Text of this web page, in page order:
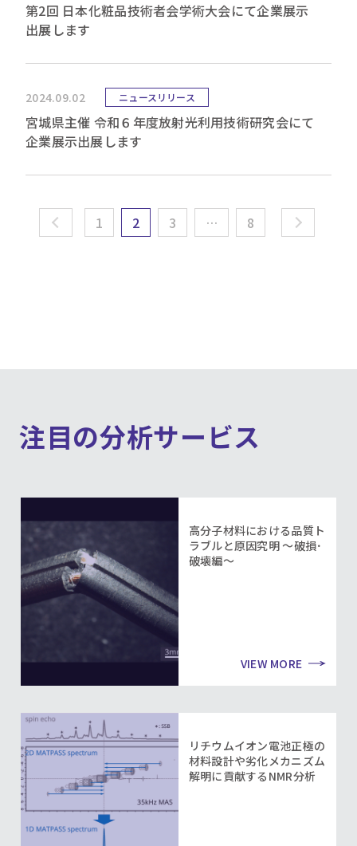
第2回 日本化粧品技術者会学術大会にて企業展示
出展します
2024.09.02 ニュースリリース
宮城県主催 令和６年度放射光利用技術研究会にて
企業展示出展します
1 2 3 … 8
注目の分析サービス
高分子材料における品質ト
ラブルと原因究明 ～破損･
破壊編～
VIEW MORE
リチウムイオン電池正極の
材料設計や劣化メカニズム
解明に貢献するNMR分析